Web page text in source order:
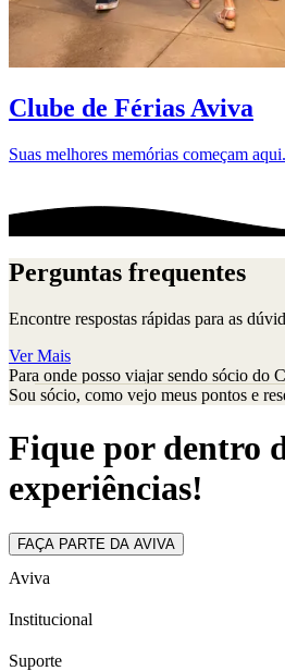
Clube de Férias Aviva
Suas melhores memórias começam aqui.
Perguntas frequentes
Encontre respostas rápidas para as
Ver Mais
Para onde posso viajar sendo sócio do
Sou sócio, como vejo meus pontos e
Fique por dentro
experiências!
FAÇA PARTE DA AVIVA
Aviva
Institucional
Suporte